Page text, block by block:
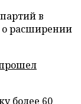
в
расширении
более 60